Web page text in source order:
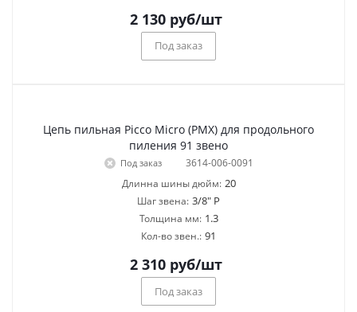
2 130руб/шт
Под заказ
Цепь пильная Picco Micro (PMX) для продольного
пиления 91 звено
Под заказ
3614-006-0091
Длинна шины дюйм: 20
Шаг звена: 3/8" P
Толщина мм: 1.3
Кол-во звен.: 91
2 310руб/шт
Под заказ